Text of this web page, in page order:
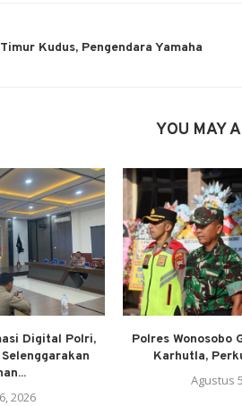
Kudus, Pengendara Yamaha
YOU MAY
Digital Polri,
2026
Polres Wonosobo
Karhutla,
Agustus